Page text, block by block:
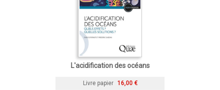
L'acidification des océans
Livre papier 16,00 €